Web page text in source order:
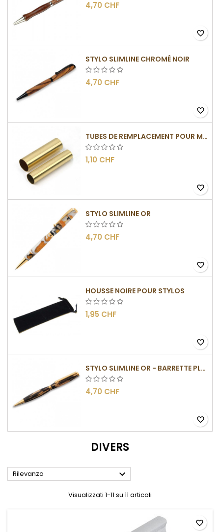
4,70 CHF
favorite_border
STYLO SLIMLINE CHROMÉ NOIR
4,70 CHF
favorite_border
TUBES DE REMPLACEMENT POUR MÉCANISMES SLIMLINE
1,10 CHF
favorite_border
STYLO SLIMLINE OR
4,70 CHF
favorite_border
HOUSSE NOIRE POUR STYLOS
1,95 CHF
favorite_border
STYLO SLIMLINE OR - BARRETTE PLATE
4,70 CHF
favorite_border
DIVERS
Rilevanza 
Visualizzati 1-11 su 11 articoli
favorite_border